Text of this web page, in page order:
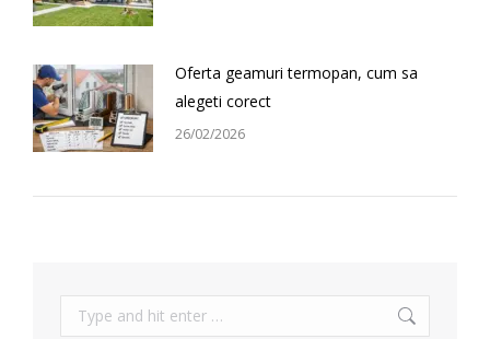
Oferta geamuri termopan, cum sa
alegeti corect
26/02/2026
Search: